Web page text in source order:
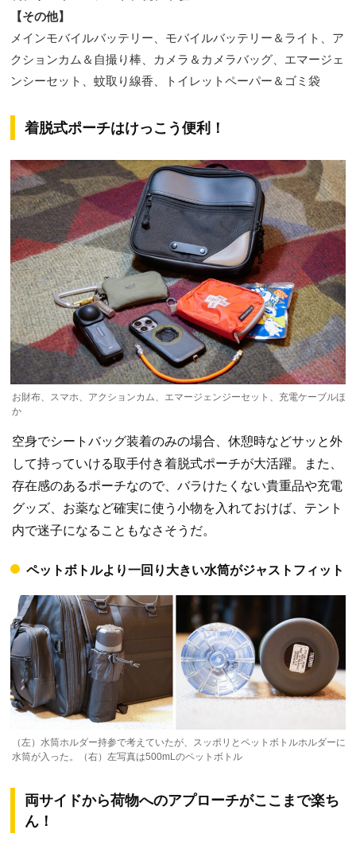
【その他】
メインモバイルバッテリー、モバイルバッテリー＆ライト、ア
クションカム＆自撮り棒、カメラ＆カメラバッグ、エマージェ
ンシーセット、蚊取り線香、トイレットペーパー＆ゴミ袋
着脱式ポーチはけっこう便利！
お財布、スマホ、アクションカム、エマージェンジーセット、充電ケーブルほ
か
空身でシートバッグ装着のみの場合、休憩時などサッと外
して持っていける取手付き着脱式ポーチが大活躍。また、
存在感のあるポーチなので、バラけたくない貴重品や充電
グッズ、お薬など確実に使う小物を入れておけば、テント
内で迷子になることもなさそうだ。
ペットボトルより一回り大きい水筒がジャストフィット
（左）水筒ホルダー持参で考えていたが、スッポリとペットボトルホルダーに
水筒が入った。（右）左写真は500mLのペットボトル
両サイドから荷物へのアプローチがここまで楽ち
ん！